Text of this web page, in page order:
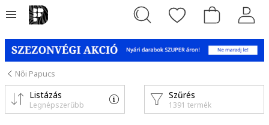
Női Papucs
Szűrés
1391 termék
Listázás
Legnépszerűbb